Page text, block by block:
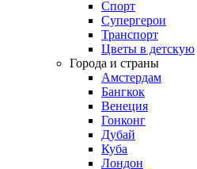
Спорт
Супергерои
Транспорт
Цветы в детскую
Города и страны
Амстердам
Бангкок
Венеция
Гонконг
Дубай
Куба
Лондон